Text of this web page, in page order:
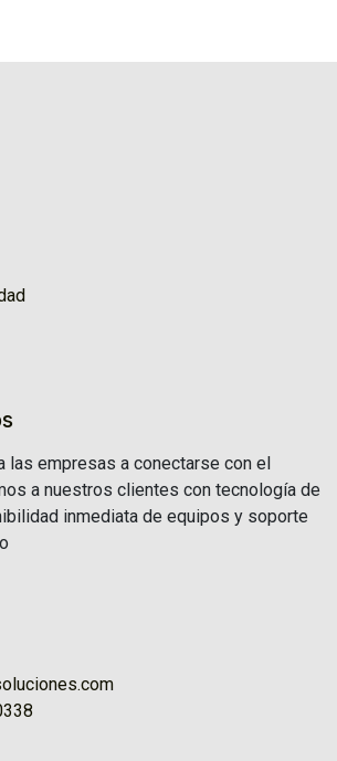
las empresas a conectarse con el
a nuestros clientes con tecnología de
inmediata de equipos y soporte